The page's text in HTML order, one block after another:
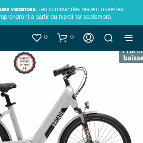
vacances. Les commandes restent ouvertes.
à partir du mardi 1er septembre.
0 0
Prix